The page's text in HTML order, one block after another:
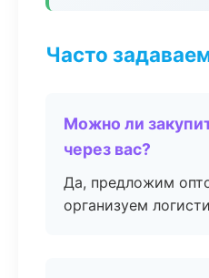
Часто
Можно ли
через вас?
Да, предложим
организуем